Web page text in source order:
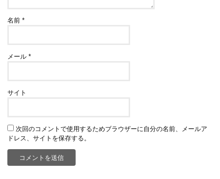
名前*
メール*
サイト
次回のコメントで使用するためブラウザーに自分の名前、メールア
ドレス、サイトを保存する。